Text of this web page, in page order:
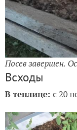
Посев завершен.
Всходы
В теплице: с 20